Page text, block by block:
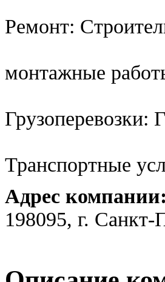
Ремонт:
монтажные
Грузоперевозки:
Транспортные
Адрес компании:
198095, г. Санкт-